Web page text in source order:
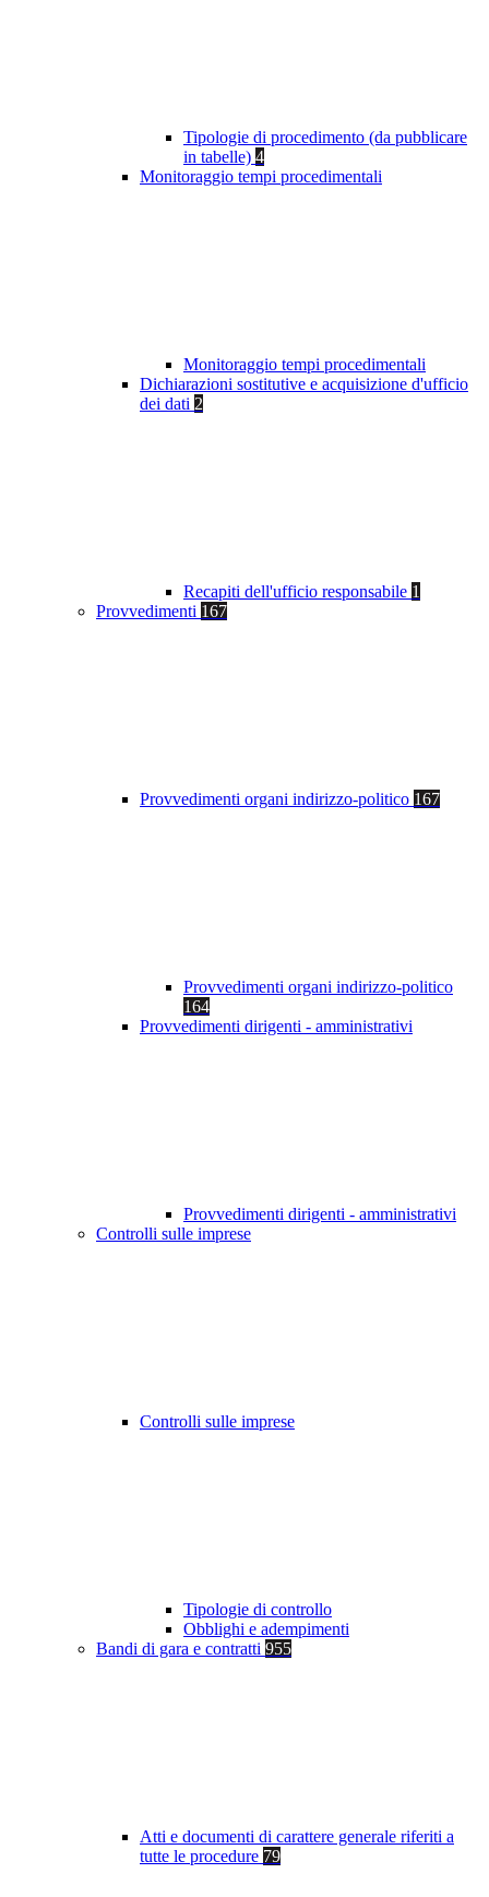
Tipologie di procedimento (da pubblicare
in tabelle) 4
Monitoraggio tempi procedimentali
Monitoraggio tempi procedimentali
Dichiarazioni sostitutive e acquisizione d'ufficio
dei dati 2
Recapiti dell'ufficio responsabile 1
Provvedimenti 167
Provvedimenti organi indirizzo-politico 167
Provvedimenti organi indirizzo-politico
164
Provvedimenti dirigenti - amministrativi
Provvedimenti dirigenti - amministrativi
Controlli sulle imprese
Controlli sulle imprese
Tipologie di controllo
Obblighi e adempimenti
Bandi di gara e contratti 955
Atti e documenti di carattere generale riferiti a
tutte le procedure 79